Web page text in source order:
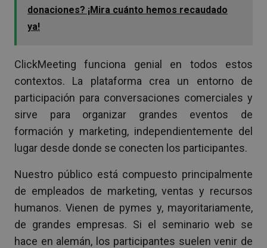
donaciones? ¡Mira cuánto hemos recaudado
ya!
ClickMeeting funciona genial en todos estos
contextos. La plataforma crea un entorno de
participación para conversaciones comerciales y
sirve para organizar grandes eventos de
formación y marketing, independientemente del
lugar desde donde se conecten los participantes.
Nuestro público está compuesto principalmente
de empleados de marketing, ventas y recursos
humanos. Vienen de pymes y, mayoritariamente,
de grandes empresas. Si el seminario web se
hace en alemán, los participantes suelen venir de